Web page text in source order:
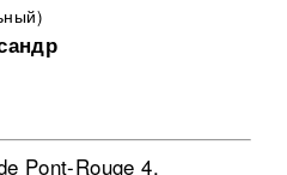
Pont-Rouge 4,